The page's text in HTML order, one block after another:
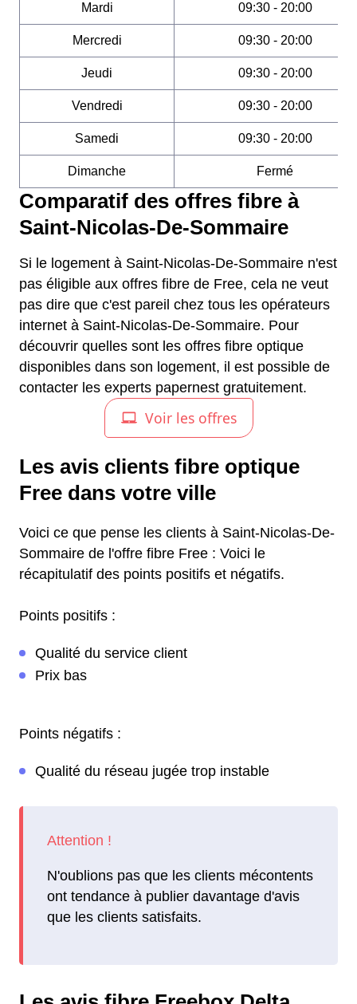
Mardi 09:30 - 20:00
Mercredi 09:30 - 20:00
Jeudi 09:30 - 20:00
Vendredi 09:30 - 20:00
Samedi 09:30 - 20:00
Dimanche Fermé
Comparatif des offres fibre à
Saint-Nicolas-De-Sommaire
Si le logement à Saint-Nicolas-De-Sommaire n'est
pas éligible aux offres fibre de Free, cela ne veut
pas dire que c'est pareil chez tous les opérateurs
internet à Saint-Nicolas-De-Sommaire. Pour
découvrir quelles sont les offres fibre optique
disponibles dans son logement, il est possible de
contacter les experts papernest gratuitement.
Les avis clients fibre optique
Free dans votre ville
Voici ce que pense les clients à Saint-Nicolas-De-
Sommaire de l'offre fibre Free : Voici le
récapitulatif des points positifs et négatifs.
Points positifs :
Qualité du service client
Prix bas
Points négatifs :
Qualité du réseau jugée trop instable
N'oublions pas que les clients mécontents
ont tendance à publier davantage d'avis
que les clients satisfaits.